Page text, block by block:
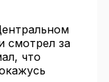
смотрел за
что